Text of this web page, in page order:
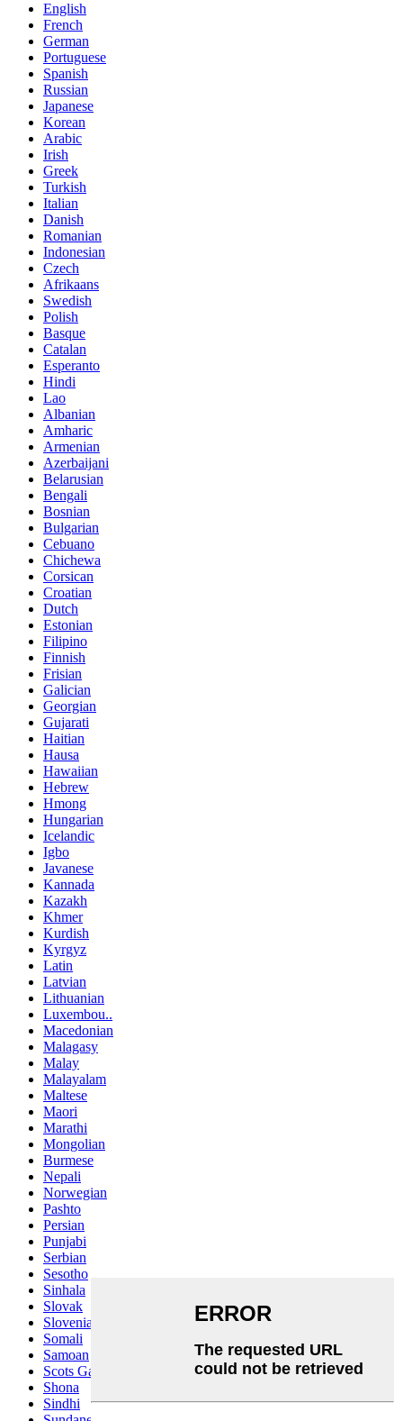
English
French
German
Portuguese
Spanish
Russian
Japanese
Korean
Arabic
Irish
Greek
Turkish
Italian
Danish
Romanian
Indonesian
Czech
Afrikaans
Swedish
Polish
Basque
Catalan
Esperanto
Hindi
Lao
Albanian
Amharic
Armenian
Azerbaijani
Belarusian
Bengali
Bosnian
Bulgarian
Cebuano
Chichewa
Corsican
Croatian
Dutch
Estonian
Filipino
Finnish
Frisian
Galician
Georgian
Gujarati
Haitian
Hausa
Hawaiian
Hebrew
Hmong
Hungarian
Icelandic
Igbo
Javanese
Kannada
Kazakh
Khmer
Kurdish
Kyrgyz
Latin
Latvian
Lithuanian
Luxembou..
Macedonian
Malagasy
Malay
Malayalam
Maltese
Maori
Marathi
Mongolian
Burmese
Nepali
Norwegian
Pashto
Persian
Punjabi
Serbian
Sesotho
Sinhala
Slovak
Slovenian
Somali
Samoan
Scots Gaelic
Shona
Sindhi